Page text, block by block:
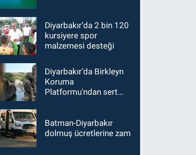
Diyarbakır’da 2 bin 120
kursiyere spor
malzemesi desteği
Diyarbakır’da Birkleyn
Koruma
Platformu'ndan sert
Batman-Diyarbakır
dolmuş ücretlerine zam